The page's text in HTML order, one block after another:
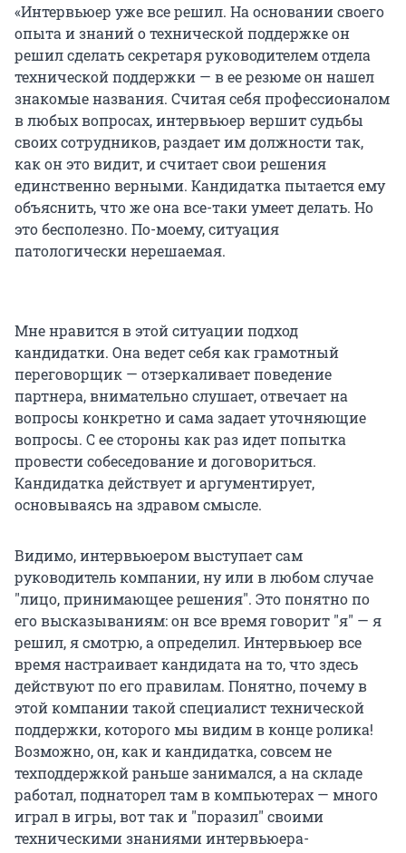
«Интервьюер уже все решил. На основании своего
опыта и знаний о технической поддержке он
решил сделать секретаря руководителем отдела
технической поддержки — в ее резюме он нашел
знакомые названия. Считая себя профессионалом
в любых вопросах, интервьюер вершит судьбы
своих сотрудников, раздает им должности так,
как он это видит, и считает свои решения
единственно верными. Кандидатка пытается ему
объяснить, что же она все-таки умеет делать. Но
это бесполезно. По-моему, ситуация
патологически нерешаемая.
Мне нравится в этой ситуации подход
кандидатки. Она ведет себя как грамотный
переговорщик — отзеркаливает поведение
партнера, внимательно слушает, отвечает на
вопросы конкретно и сама задает уточняющие
вопросы. С ее стороны как раз идет попытка
провести собеседование и договориться.
Кандидатка действует и аргументирует,
основываясь на здравом смысле.
Видимо, интервьюером выступает сам
руководитель компании, ну или в любом случае
"лицо, принимающее решения". Это понятно по
его высказываниям: он все время говорит "я" — я
решил, я смотрю, а определил. Интервьюер все
время настраивает кандидата на то, что здесь
действуют по его правилам. Понятно, почему в
этой компании такой специалист технической
поддержки, которого мы видим в конце ролика!
Возможно, он, как и кандидатка, совсем не
техподдержкой раньше занимался, а на складе
работал, поднаторел там в компьютерах — много
играл в игры, вот так и "поразил" своими
техническими знаниями интервьюера-